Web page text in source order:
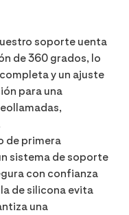
soporte uenta
de 360 ​​grados, lo
y un ajuste
para una
de primera
sistema de soporte
con confianza
de silicona evita
una